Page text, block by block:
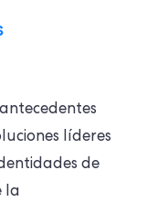
líderes
de
la